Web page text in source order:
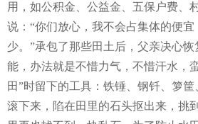
用，如公积金、公益金、五保户费、
说：“你们放心，我不会占集体的便
少。”承包了那些田土后，父亲决心
能，办法就是不惜力气，不惜汗水，
田”时留下的工具：铁锤、钢钎、箩
滚下来，陷在田里的石头抠出来，挑